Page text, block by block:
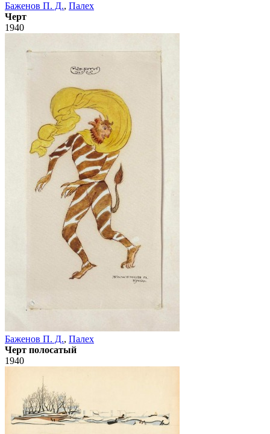
Баженов П. Д., Палех
Черт
1940
Баженов П. Д., Палех
Черт полосатый
1940